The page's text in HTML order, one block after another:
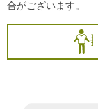
合がございます。